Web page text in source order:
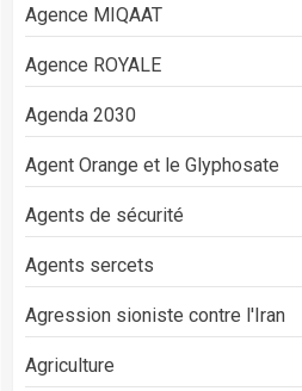
Agence MIQAAT
Agence ROYALE
Agenda 2030
Agent Orange et le Glyphosate
Agents de sécurité
Agents sercets
Agression sioniste contre l'Iran
Agriculture